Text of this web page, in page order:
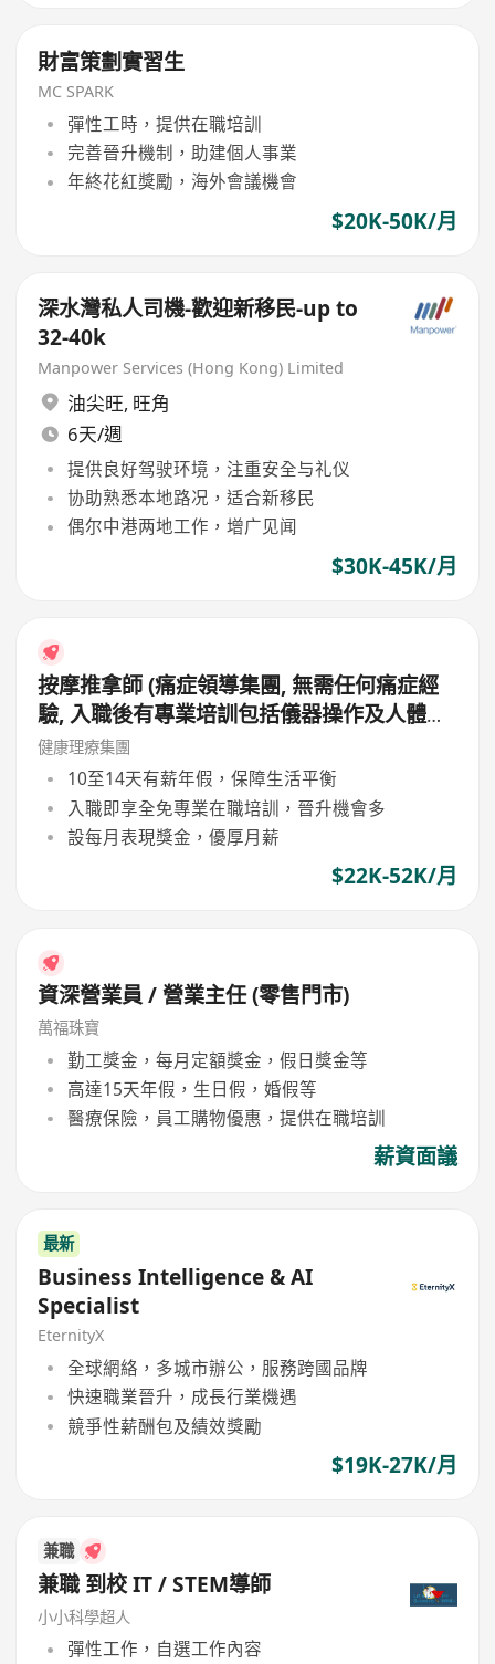
財富策劃實習生
MC SPARK
彈性工時，提供在職培訓
完善晉升機制，助建個人事業
年終花紅獎勵，海外會議機會
$20K-50K/月
深水灣私人司機-歡迎新移民-up to
32-40k
Manpower Services (Hong Kong) Limited
油尖旺, 旺角
6天/週
提供良好驾驶环境，注重安全与礼仪
协助熟悉本地路况，适合新移民
偶尔中港两地工作，增广见闻
$30K-45K/月
按摩推拿師 (痛症領導集團, 無需任何痛症經
驗, 入職後有專業培訓包括儀器操作及人體經
絡等, 培訓費用全免, 可提升自己儀器技術及
知識)
健康理療集團
10至14天有薪年假，保障生活平衡
入職即享全免專業在職培訓，晉升機會多
設每月表現獎金，優厚月薪
$22K-52K/月
資深營業員 / 營業主任 (零售門市)
萬福珠寶
勤工獎金，每月定額獎金，假日獎金等
高達15天年假，生日假，婚假等
醫療保險，員工購物優惠，提供在職培訓
薪資面議
最新
Business Intelligence & AI
Specialist
EternityX
全球網絡，多城市辦公，服務跨國品牌
快速職業晉升，成長行業機遇
競爭性薪酬包及績效獎勵
$19K-27K/月
兼職
兼職 到校 IT / STEM導師
小小科學超人
彈性工作，自選工作內容